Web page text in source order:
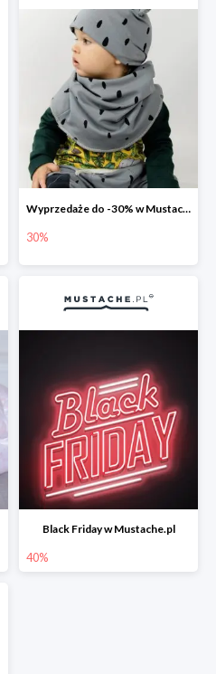
Wyprzedaże do -30% w Mustache.pl
30%
Black Friday w Mustache.pl
40%